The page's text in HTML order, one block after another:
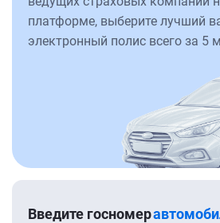
платформе, выберите лучший
электронный полис всего за 5
Введите госномер